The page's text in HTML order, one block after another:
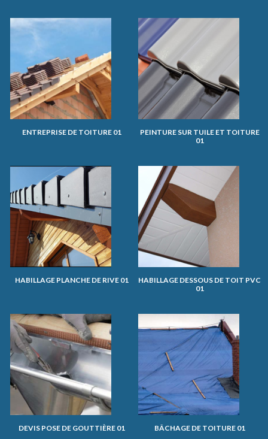
ENTREPRISE DE TOITURE 01
PEINTURE SUR TUILE ET TOITURE
01
HABILLAGE PLANCHE DE RIVE 01
HABILLAGE DESSOUS DE TOIT PVC
01
DEVIS POSE DE GOUTTIÈRE 01 BÂCHAGE DE TOITURE 01